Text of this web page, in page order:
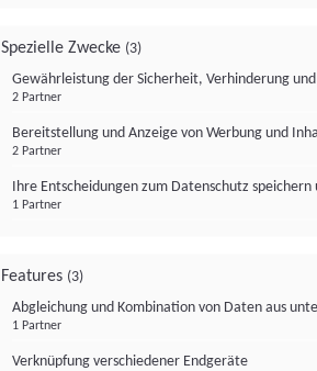
Spezielle Zwecke (3)
Gewährleistung der Sicherheit, Verhinderung
2 Partner
Bereitstellung und Anzeige von Werbung und
2 Partner
Ihre Entscheidungen zum Datenschutz
1 Partner
Features (3)
Abgleichung und Kombination von Daten aus
1 Partner
Verknüpfung verschiedener Endgeräte